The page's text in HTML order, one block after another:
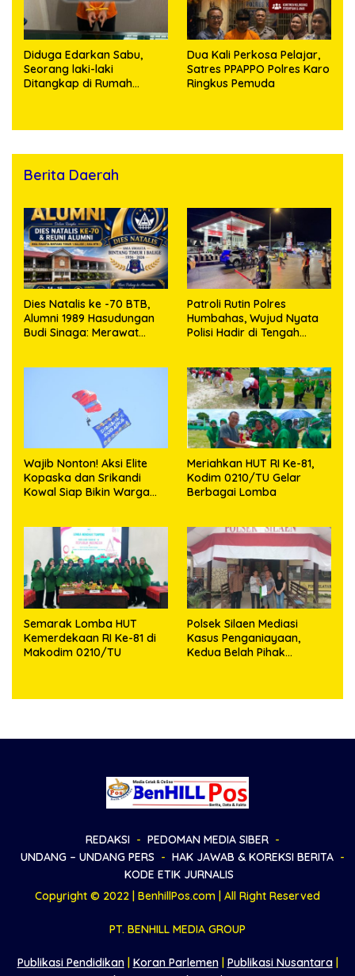
Diduga Edarkan Sabu,
Seorang laki-laki
Ditangkap di Rumah
Dua Kali Perkosa Pelajar,
Satres PPAPPO Polres Karo
Ringkus Pemuda
Berita Daerah
Dies Natalis ke -70 BTB,
Alumni 1989 Hasudungan
Budi Sinaga: Merawat
Patroli Rutin Polres
Humbahas, Wujud Nyata
Polisi Hadir di Tengah
Wajib Nonton! Aksi Elite
Kopaska dan Srikandi
Kowal Siap Bikin Warga
Meriahkan HUT RI Ke-81,
Kodim 0210/TU Gelar
Berbagai Lomba
Semarak Lomba HUT
Kemerdekaan RI Ke-81 di
Makodim 0210/TU
Polsek Silaen Mediasi
Kasus Penganiayaan,
Kedua Belah Pihak
REDAKSI
PEDOMAN MEDIA SIBER
UNDANG – UNDANG PERS
HAK JAWAB & KOREKSI BERITA
KODE ETIK JURNALIS
Copyright © 2022 | BenhillPos.com | All Right Reserved
PT. BENHILL MEDIA GROUP
Publikasi Pendidikan| Koran Parlemen| Publikasi Nusantara|